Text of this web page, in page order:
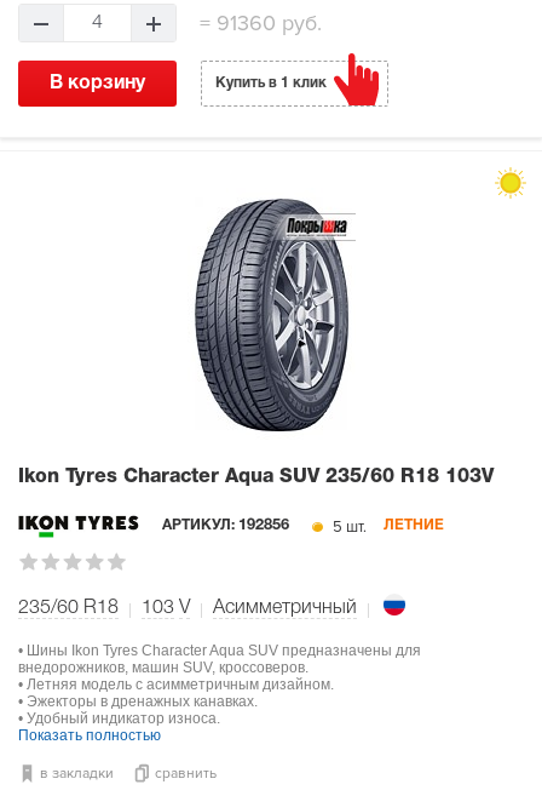
4 = 91360 руб.
В корзину Купить в 1 клик
Ikon Tyres Character Aqua SUV 235/60 R18 103V
АРТИКУЛ: 192856 5 шт. ЛЕТНИЕ
235/60 R18 103 V Асимметричный
• Шины Ikon Tyres Character Aqua SUV предназначены для
внедорожников, машин SUV, кроссоверов.
• Летняя модель с асимметричным дизайном.
• Эжекторы в дренажных канавках.
• Удобный индикатор износа.
Показать полностью
в закладки сравнить